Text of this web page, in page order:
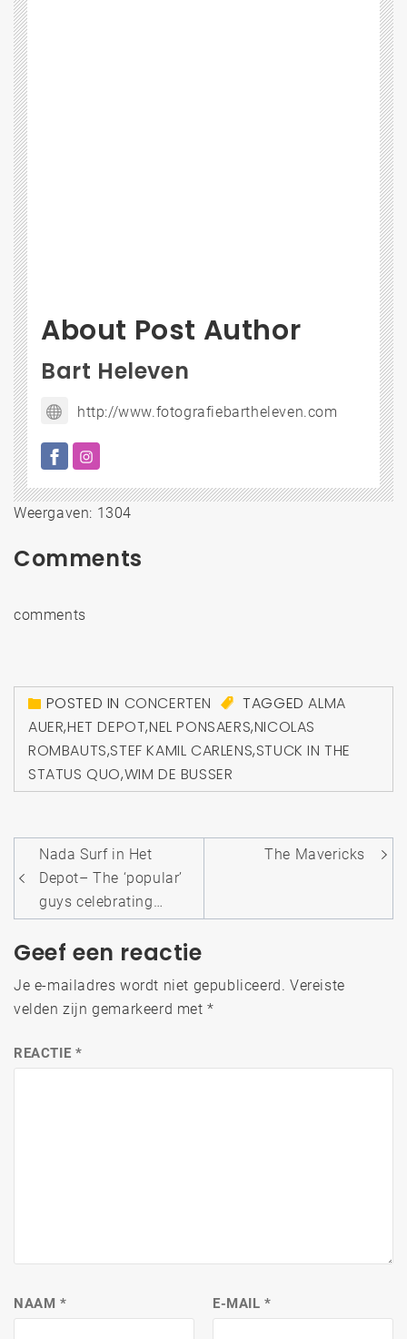
About Post Author
Bart Heleven
http://www.fotografiebartheleven.com
Weergaven: 1304
Comments
comments
POSTED IN CONCERTEN TAGGEDALMA
AUER,HET DEPOT,NEL PONSAERS,NICOLAS
ROMBAUTS,STEF KAMIL CARLENS,STUCK IN THE
STATUS QUO,WIM DE BUSSER
Bericht
navigatie
Nada Surf in Het
Depot– The ‘popular’
guys celebrating…
The Mavericks
Geef een reactie
Je e-mailadres wordt niet gepubliceerd. Vereiste
velden zijn gemarkeerd met*
REACTIE *
NAAM * E-MAIL*